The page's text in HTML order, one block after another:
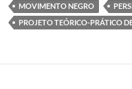
MOVIMENTO NEGRO
PROJETO TEÓRICO-PRÁTICO